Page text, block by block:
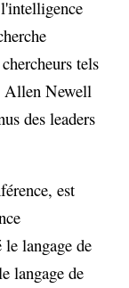
tels
Allen Newell
des leaders
est
langage de
langage de